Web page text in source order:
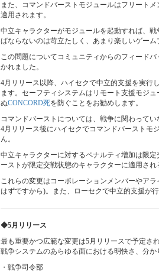
また、コマンドバーストモジュールはフリート
適用されます。
中立キャラクターがモジュールを起動すれば、
ばならないのは苛立たしく、あまり楽しいゲー
この問題についてコミュニティからのフィード
かれました。
4月リリース以降、ハイセクで中立的支援を実行
ます。セーフティシステムはリモート支援モジ
ぬCONCORD死を防ぐことをお勧めします。
コマンドバーストについては、戦争に関わって
4月リリース後にハイセクでコマンドバーストモ
ん。
中立キャラクターに対するペナルティ増加は限
ーストが限定交戦状態のキャラクターに適用さ
これらの変更はコーポレーションメンバーやア
はずですから)。また、ローセクで中立的支援が
◆5月リリース
最も重要かつ広範な変更は5月リリースで予定さ
戦争システムのあらゆる面における明快さ、分
・戦争司令部